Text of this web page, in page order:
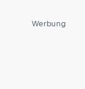
Werbung